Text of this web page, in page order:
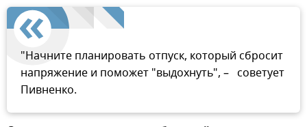
"Начните планировать отпуск, который сбросит
напряжение и поможет "выдохнуть", – советует
Пивненко.